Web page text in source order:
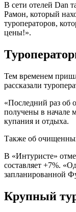
В сети отелей Dan
Рамон, который
туроператоров,
цены!».
Тем временем
рассказали
«Последний раз об
получены в начале
купания и отдыха.
Также об
В «Интуристе»
составляет +7%.
запланированной
Крупный